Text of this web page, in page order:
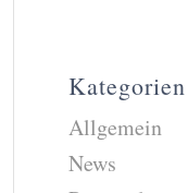
Kategorien
Allgemein
News